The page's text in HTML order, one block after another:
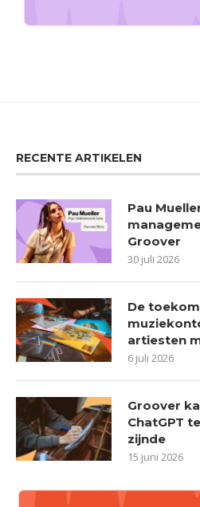
RECENTE ARTIKELEN
Pau
Groover
30 juli 2026
De
artiesten
6 juli 2026
Groover
ChatGPT
zijnde
15 juni 2026